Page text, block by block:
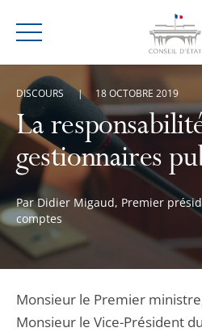
Menu
La
gestionnaires
Par Didier Migaud, Premier
comptes
DISCOURS 18 OCTOBRE 2019
Monsieur le Premier
Monsieur le Vice-Président